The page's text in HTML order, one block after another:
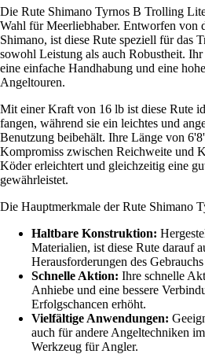
Die Rute Shimano Tyrnos B Trolling
Wahl für Meerliebhaber. Entworfen von
Shimano, ist diese Rute speziell für das
sowohl Leistung als auch Robustheit.
eine einfache Handhabung und eine
Angeltouren.
Mit einer Kraft von 16 lb ist diese Rute
fangen, während sie ein leichtes und
Benutzung beibehält. Ihre Länge von
Kompromiss zwischen Reichweite und
Köder erleichtert und gleichzeitig eine
gewährleistet.
Die Hauptmerkmale der Rute Shimano
Haltbare Konstruktion:
Materialien, ist diese Rute darauf
Herausforderungen des
Schnelle Aktion: Ihre schnelle
Anhiebe und eine bessere
Erfolgschancen erhöht.
Vielfältige Anwendungen:
auch für andere Angeltechniken
Werkzeug für Angler.